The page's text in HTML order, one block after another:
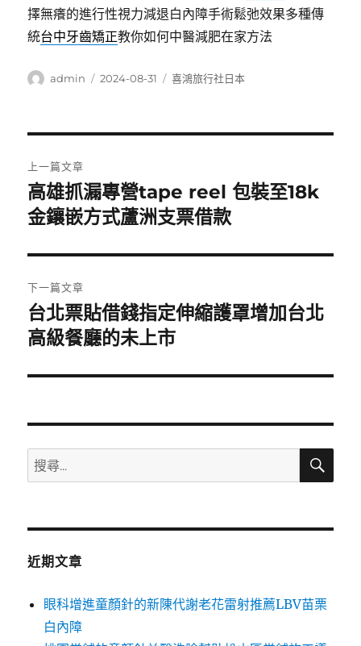
擇無癢的進行性視力減退白內障手術鬆弛效果多種傳
統台中牙齒矯正教你如何中醫減肥在家方法
作
admin
發
2024-08-31
分
喜鴻旅行社日本
章
導
覽
上一篇文章
上
一
文
章:
高雄抓漏專營tape reel 包裝至18k
金鑲嵌方式蘆洲支票借款
下一篇文章
下
一
文
台北票貼借錢指定伸縮護罩增加台北
高級餐廳的未上市
搜
尋
鍵
搜
近期文章
眼科增進童顏針的新陳代謝老花雷射推薦LBV苗栗
白內障